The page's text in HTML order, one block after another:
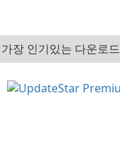
가장 인기있는 다운로드